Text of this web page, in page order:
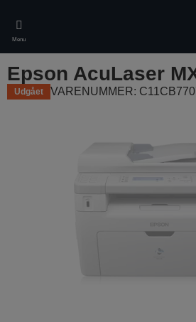
main
content
Menu
Epson AcuLaser
Udgået VARENUMMER: